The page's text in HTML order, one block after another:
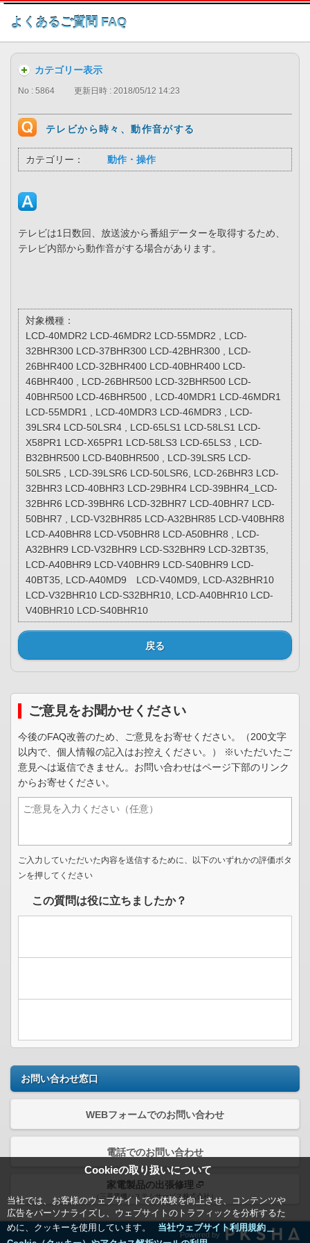
このページの本文へ
よくあるご質問 FAQ
Cookieの取り扱いについて
当社では、お客様のウェブサイトでの体験を向上させ、コンテンツや
広告をパーソナライズし、ウェブサイトのトラフィックを分析するた
めに、クッキーを使用しています。
当社ウェブサイト利用規約＿
カテゴリー表示
No : 5864 更新日時 : 2018/05/12 14:23
テレビから時々、動作音がする
カテゴリー： 動作・操作
テレビは1日数回、放送波から番組データーを取得するため、
テレビ内部から動作音がする場合があります。
対象機種：
LCD-40MDR2 LCD-46MDR2 LCD-55MDR2 , LCD-
32BHR300 LCD-37BHR300 LCD-42BHR300 , LCD-
26BHR400 LCD-32BHR400 LCD-40BHR400 LCD-
46BHR400 , LCD-26BHR500 LCD-32BHR500 LCD-
40BHR500 LCD-46BHR500 , LCD-40MDR1 LCD-46MDR1
LCD-55MDR1 , LCD-40MDR3 LCD-46MDR3 , LCD-
39LSR4 LCD-50LSR4 , LCD-65LS1 LCD-58LS1 LCD-
X58PR1 LCD-X65PR1 LCD-58LS3 LCD-65LS3 , LCD-
B32BHR500 LCD-B40BHR500 , LCD-39LSR5 LCD-
50LSR5 , LCD-39LSR6 LCD-50LSR6, LCD-26BHR3 LCD-
32BHR3 LCD-40BHR3 LCD-29BHR4 LCD-39BHR4_LCD-
32BHR6 LCD-39BHR6 LCD-32BHR7 LCD-40BHR7 LCD-
50BHR7 , LCD-V32BHR85 LCD-A32BHR85 LCD-V40BHR8
LCD-A40BHR8 LCD-V50BHR8 LCD-A50BHR8 , LCD-
A32BHR9 LCD-V32BHR9 LCD-S32BHR9 LCD-32BT35,
LCD-A40BHR9 LCD-V40BHR9 LCD-S40BHR9 LCD-
40BT35, LCD-A40MD9 LCD-V40MD9, LCD-A32BHR10
LCD-V32BHR10 LCD-S32BHR10, LCD-A40BHR10 LCD-
V40BHR10 LCD-S40BHR10
戻る
ご意見をお聞かせください
今後のFAQ改善のため、ご意見をお寄せください。（200文字
以内で、個人情報の記入はお控えください。） ※いただいたご
意見へは返信できません。お問い合わせはページ下部のリンク
からお寄せください。
ご入力していただいた内容を送信するために、以下のいずれかの評価ボタ
ンを押してください
この質問は役に立ちましたか？
お問い合わせ窓口
WEBフォームでのお問い合わせ
電話でのお問い合わせ
家電製品の出張修理
（三菱電機システムサービス株式会社）
Powered by